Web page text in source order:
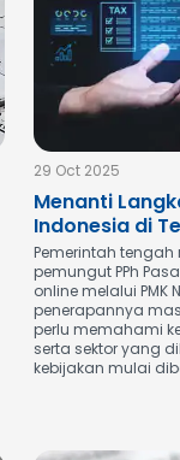
29 Oct 2025
Menanti
Indonesia di
Pemerintah
pemungut PPh
online melalui PMK
penerapannya
perlu memahami
serta sektor yang
kebijakan mulai